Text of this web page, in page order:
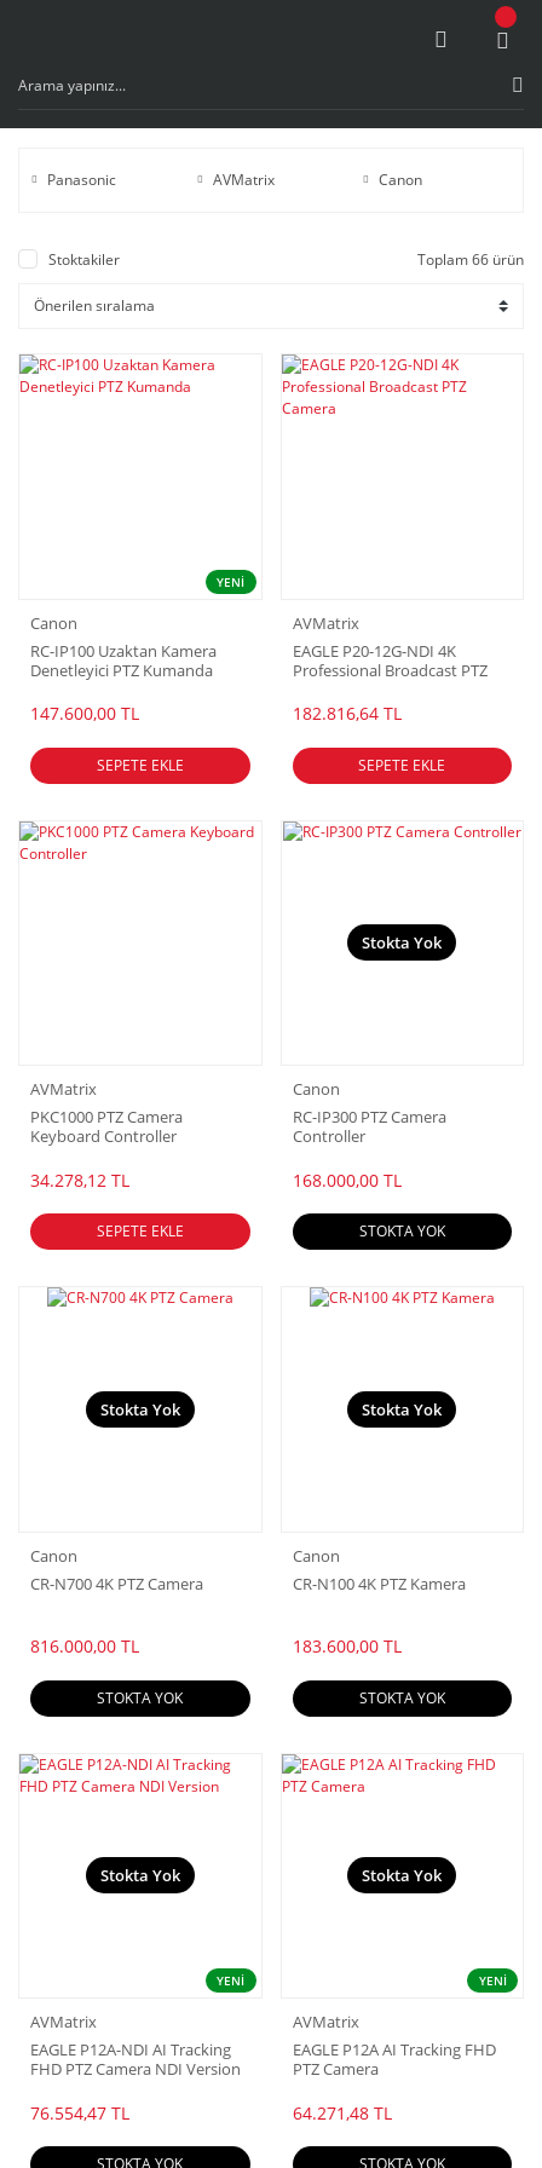
Panasonic AVMatrix Canon
Stoktakiler Toplam 66 ürün
YENİ
Canon
RC-IP100 Uzaktan Kamera
Denetleyici PTZ Kumanda
147.600,00 TL
SEPETE EKLE
AVMatrix
EAGLE P20-12G-NDI 4K
Professional Broadcast PTZ
182.816,64 TL
SEPETE EKLE
AVMatrix
PKC1000 PTZ Camera
Keyboard Controller
34.278,12 TL
SEPETE EKLE
Stokta Yok
Canon
RC-IP300 PTZ Camera
Controller
168.000,00 TL
STOKTA YOK
Stokta Yok
Canon
CR-N700 4K PTZ Camera
816.000,00 TL
STOKTA YOK
Stokta Yok
Canon
CR-N100 4K PTZ Kamera
183.600,00 TL
STOKTA YOK
YENİ
Stokta Yok
AVMatrix
EAGLE P12A-NDI AI Tracking
FHD PTZ Camera NDI Version
76.554,47 TL
STOKTA YOK
YENİ
Stokta Yok
AVMatrix
EAGLE P12A AI Tracking FHD
PTZ Camera
64.271,48 TL
STOKTA YOK